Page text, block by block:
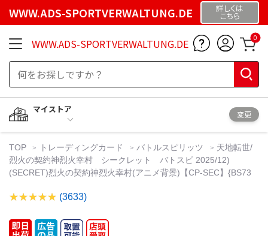
WWW.ADS-SPORTVERWALTUNG.DE 詳しくは
こちら
WWW.ADS-SPORTVERWALTUNG.DE 0
マイストア
変更
TOP トレーディングカード バトルスピリッツ
天地転世/
烈火の契約神烈火幸村 シークレット バトスピ 2025/12)
(SECRET)烈火の契約神烈火幸村(アニメ背景)【CP-SEC】{BS73
(3633)